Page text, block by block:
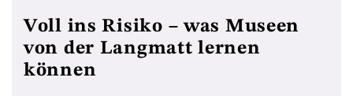
Voll ins Risiko – was Museen
von der Langmatt lernen
können